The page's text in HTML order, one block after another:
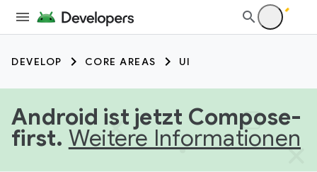
DEVELOP CORE AREAS UI
Android ist jetzt Compose-
first. Weitere Informationen